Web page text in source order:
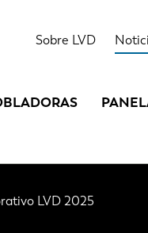
Sobre LVD
LVD 2025